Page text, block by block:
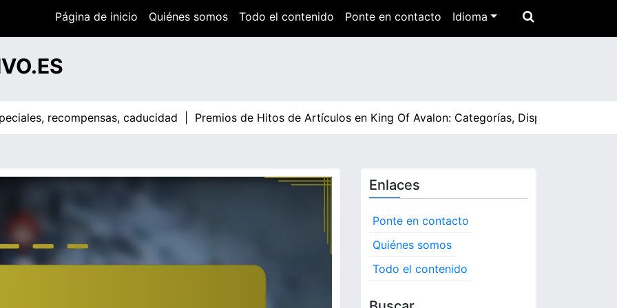
Página de inicio Quiénes somos Todo el contenido Ponte en contacto Idioma
recompensas, caducidad |Premios de Hitos de Artículos en King Of Avalon: Categorías, Disponibilidad,
Enlaces
Ponte en contacto
Quiénes somos
Todo el contenido